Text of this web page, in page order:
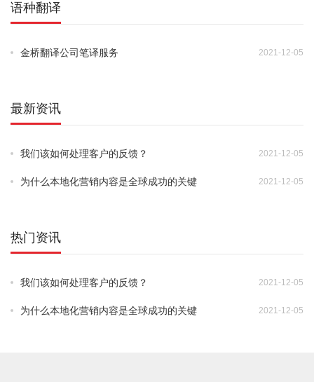
语种翻译
2021-12-05
金桥翻译公司笔译服务
最新资讯
2021-12-05
我们该如何处理客户的反馈？
2021-12-05
为什么本地化营销内容是全球成功的关键
热门资讯
2021-12-05
我们该如何处理客户的反馈？
2021-12-05
为什么本地化营销内容是全球成功的关键